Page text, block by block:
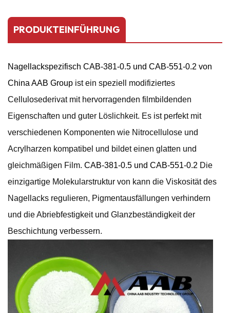
PRODUKTEINFÜHRUNG
Nagellackspezifisch CAB-381-0.5 und CAB-551-0.2 von
China AAB Group ist ein speziell modifiziertes
Cellulosederivat mit hervorragenden filmbildenden
Eigenschaften und guter Löslichkeit. Es ist perfekt mit
verschiedenen Komponenten wie Nitrocellulose und
Acrylharzen kompatibel und bildet einen glatten und
gleichmäßigen Film. CAB-381-0.5 und CAB-551-0.2 Die
einzigartige Molekularstruktur von kann die Viskosität des
Nagellacks regulieren, Pigmentausfällungen verhindern
und die Abriebfestigkeit und Glanzbeständigkeit der
Beschichtung verbessern.